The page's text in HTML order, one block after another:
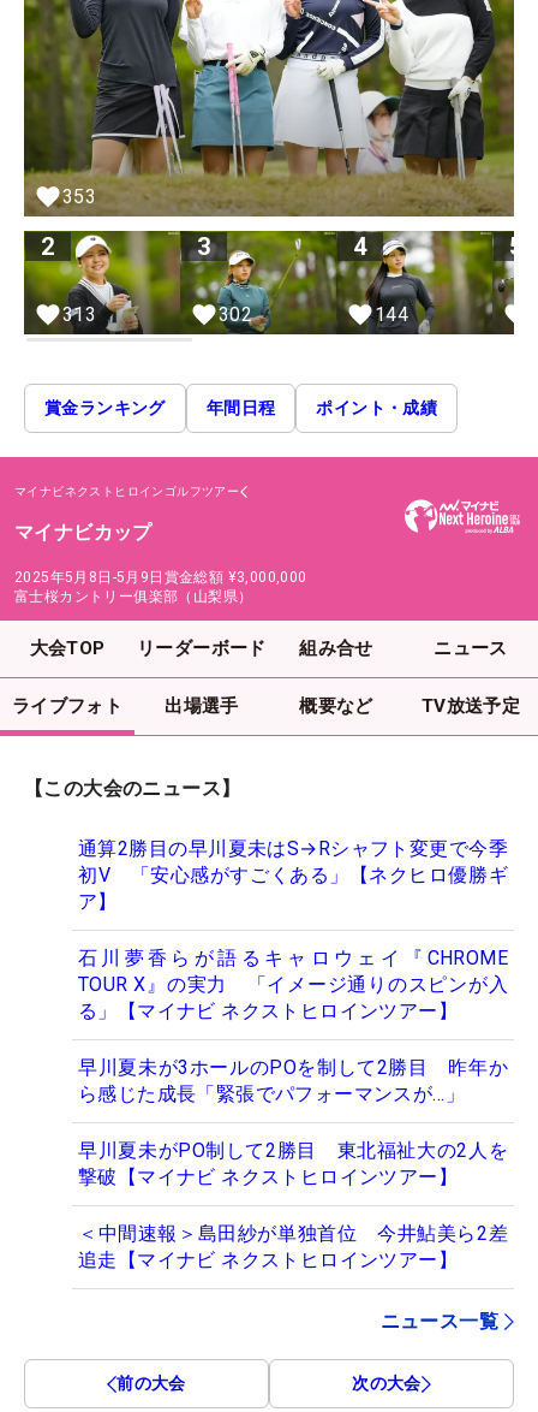
353
2
313
3
302
4
144
5
賞金ランキング 年間日程 ポイント・成績
マイナビネクストヒロインゴルフツアー
マイナビカップ
2025年5月8日-5月9日 賞金総額 ¥3,000,000
富士桜カントリー俱楽部（山梨県）
大会TOP リーダーボード 組み合せ ニュース
ライブフォト 出場選手 概要など TV放送予定
【この大会のニュース】
通算2勝目の早川夏未はS→Rシャフト変更で今季
初V 「安心感がすごくある」【ネクヒロ優勝ギ
ア】
石川夢香らが語るキャロウェイ『CHROME
TOUR X』の実力 「イメージ通りのスピンが入
る」【マイナビ ネクストヒロインツアー】
早川夏未が3ホールのPOを制して2勝目 昨年か
ら感じた成長「緊張でパフォーマンスが…」
早川夏未がPO制して2勝目 東北福祉大の2人を
撃破【マイナビ ネクストヒロインツアー】
＜中間速報＞島田紗が単独首位 今井鮎美ら2差
追走【マイナビ ネクストヒロインツアー】
ニュース一覧
前の大会 次の大会